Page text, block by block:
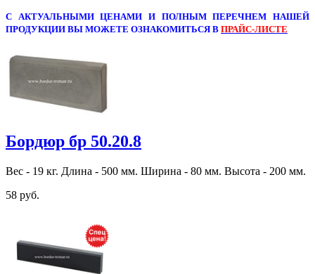
С АКТУАЛЬНЫМИ ЦЕНАМИ И ПОЛНЫМ ПЕРЕЧНЕМ НАШЕЙ
ПРОДУКЦИИ ВЫ МОЖЕТЕ ОЗНАКОМИТЬСЯ В ПРАЙС-ЛИСТЕ
Бордюр бр 50.20.8
Вес - 19 кг. Длина - 500 мм. Ширина - 80 мм. Высота - 200 мм.
58 руб.